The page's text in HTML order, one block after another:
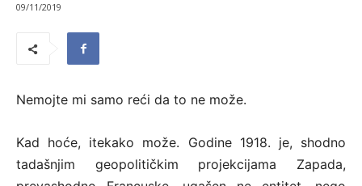
09/11/2019
Nemojte mi samo reći da to ne može.
Kad hoće, itekako može. Godine 1918. je, shodno
tadašnjim geopolitičkim projekcijama Zapada,